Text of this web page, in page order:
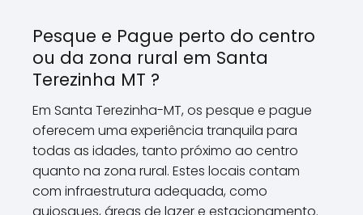
Pesque e Pague perto do centro
ou da zona rural em Santa
Terezinha MT ?
Em Santa Terezinha-MT, os pesque e pague
oferecem uma experiência tranquila para
todas as idades, tanto próximo ao centro
quanto na zona rural. Estes locais contam
com infraestrutura adequada, como